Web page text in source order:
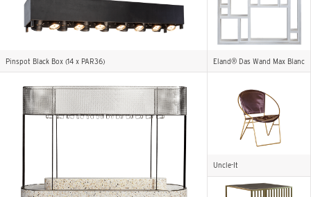
Pinspot Black Box (14 x PAR36) Eland® Das Wand Max Blanc
Uncle-It